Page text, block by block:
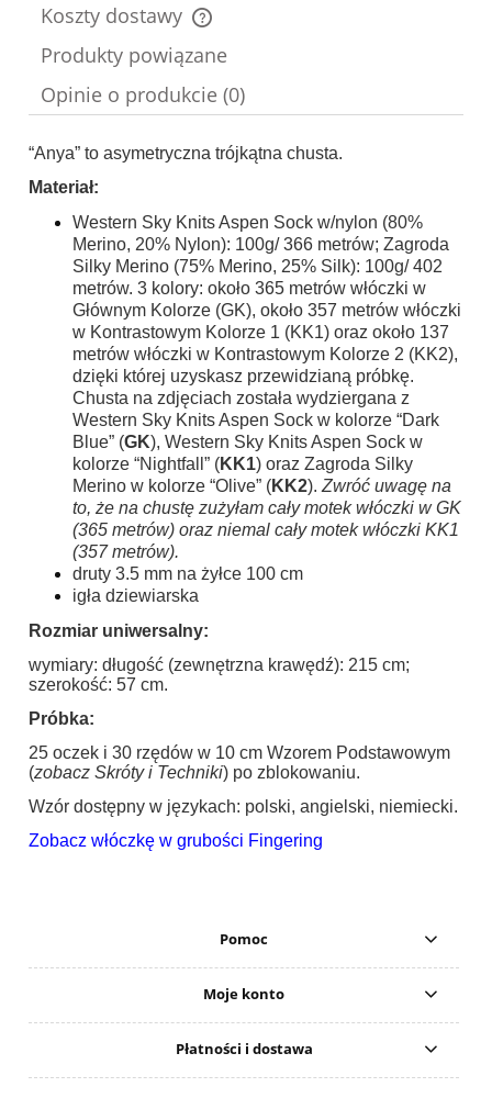
Koszty dostawy
Cena nie zawiera ewentualnych kosztów płatności
Produkty powiązane
Opinie o produkcie (0)
“Anya” to asymetryczna trójkątna chusta.
Materiał:
Western Sky Knits Aspen Sock w/nylon (80%
Merino, 20% Nylon): 100g/ 366 metrów; Zagroda
Silky Merino (75% Merino, 25% Silk): 100g/ 402
metrów. 3 kolory: około 365 metrów włóczki w
Głównym Kolorze (GK), około 357 metrów włóczki
w Kontrastowym Kolorze 1 (KK1) oraz około 137
metrów włóczki w Kontrastowym Kolorze 2 (KK2),
dzięki której uzyskasz przewidzianą próbkę.
Chusta na zdjęciach została wydziergana z
Western Sky Knits Aspen Sock w kolorze “Dark
Blue” (GK), Western Sky Knits Aspen Sock w
kolorze “Nightfall” (KK1) oraz Zagroda Silky
Merino w kolorze “Olive” (KK2). Zwróć uwagę na
to, że na chustę zużyłam cały motek włóczki w GK
(365 metrów) oraz niemal cały motek włóczki KK1
(357 metrów).
druty 3.5 mm na żyłce 100 cm
igła dziewiarska
Rozmiar uniwersalny:
wymiary: długość (zewnętrzna krawędź): 215 cm;
szerokość: 57 cm.
Próbka:
25 oczek i 30 rzędów w 10 cm Wzorem Podstawowym
(zobacz Skróty i Techniki) po zblokowaniu.
Wzór dostępny w językach: polski, angielski, niemiecki.
Zobacz włóczkę w grubości Fingering
Pomoc
Moje konto
Płatności i dostawa